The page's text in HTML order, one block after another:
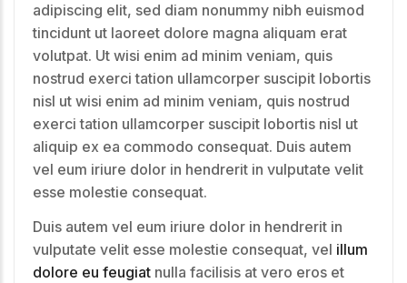
adipiscing elit, sed diam nonummy nibh euismod
tincidunt ut laoreet dolore magna aliquam erat
volutpat. Ut wisi enim ad minim veniam, quis
nostrud exerci tation ullamcorper suscipit lobortis
nisl ut wisi enim ad minim veniam, quis nostrud
exerci tation ullamcorper suscipit lobortis nisl ut
aliquip ex ea commodo consequat. Duis autem
vel eum iriure dolor in hendrerit in vulputate velit
esse molestie consequat.
Duis autem vel eum iriure dolor in hendrerit in
vulputate velit esse molestie consequat, vel illum
dolore eu feugiat nulla facilisis at vero eros et